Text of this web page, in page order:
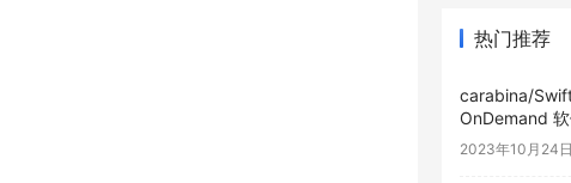
热门推荐
carabina/
OnDemand
2023年10月24日